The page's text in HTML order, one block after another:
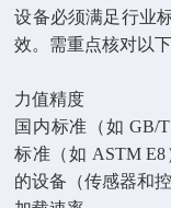
设备必须满足行业
效。需重点核对以
力值精度
国内标准（如 GB/
标准（如 ASTM
的设备（传感器和